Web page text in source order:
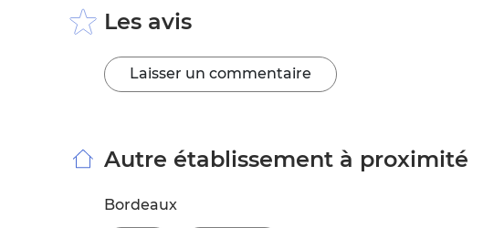
Les avis
Laisser un commentaire
Autre établissement à proximité
Bordeaux